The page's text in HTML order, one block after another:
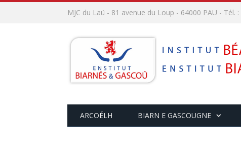
MJC du Laü - 81 avenue du Loup - 64000 PAU - Tél. :
ARCOÉLH BIARN E GASCOUGNE